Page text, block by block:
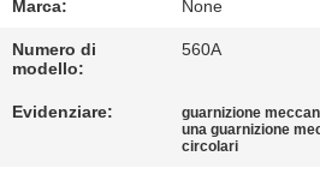
CONTATTICI
RICHIEDA
Marca: None
Numero di
modello:
560A
Evidenziare: guarnizione
una guarnizione
circolari